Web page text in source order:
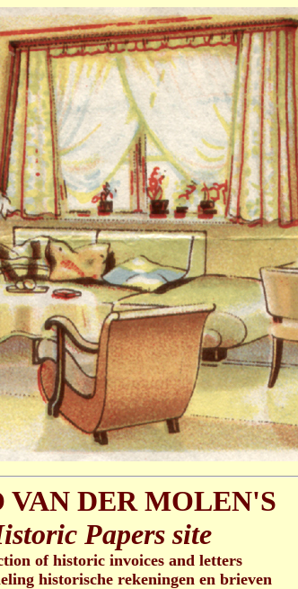
VAN DER MOLEN'S
Papers site
of historic invoices and letters
historische rekeningen en brieven